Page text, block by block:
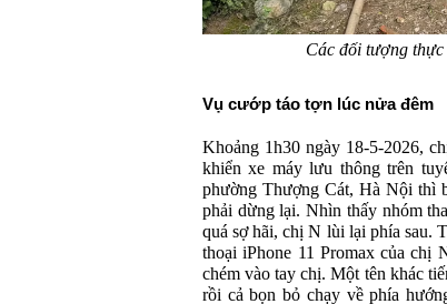
Các đối tượng
Vụ cướp táo tợn lúc nửa đêm
Khoảng 1h30 ngày 18-5-2026,
khiển xe máy lưu thông trên
phường Thượng Cát, Hà Nội thì
phải dừng lại. Nhìn thấy nhóm
quá sợ hãi, chị N lùi lại phía sau.
thoại iPhone 11 Promax của chị
chém vào tay chị. Một tên khác
rồi cả bọn bỏ chạy về phía